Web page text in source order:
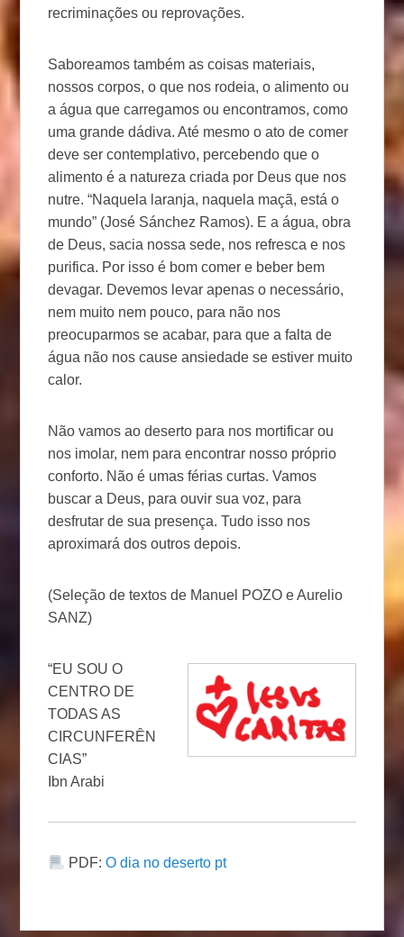
recriminações ou reprovações.
Saboreamos também as coisas materiais,
nossos corpos, o que nos rodeia, o alimento ou
a água que carregamos ou encontramos, como
uma grande dádiva. Até mesmo o ato de comer
deve ser contemplativo, percebendo que o
alimento é a natureza criada por Deus que nos
nutre. “Naquela laranja, naquela maçã, está o
mundo” (José Sánchez Ramos). E a água, obra
de Deus, sacia nossa sede, nos refresca e nos
purifica. Por isso é bom comer e beber bem
devagar. Devemos levar apenas o necessário,
nem muito nem pouco, para não nos
preocuparmos se acabar, para que a falta de
água não nos cause ansiedade se estiver muito
calor.
Não vamos ao deserto para nos mortificar ou
nos imolar, nem para encontrar nosso próprio
conforto. Não é umas férias curtas. Vamos
buscar a Deus, para ouvir sua voz, para
desfrutar de sua presença. Tudo isso nos
aproximará dos outros depois.
(Seleção de textos de Manuel POZO e Aurelio
SANZ)
“EU SOU O
CENTRO DE
TODAS AS
CIRCUNFERÊN
CIAS”
Ibn Arabi
PDF: O dia no deserto pt